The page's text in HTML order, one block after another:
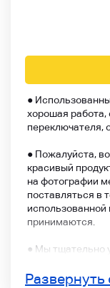
●
хорошая работа,
переключателя,
● Пожалуйста,
красивый
на фотографии
поставляться в
использованной
принимаются.
● Мы тщательно
Пакуй мелкую
Развернуть